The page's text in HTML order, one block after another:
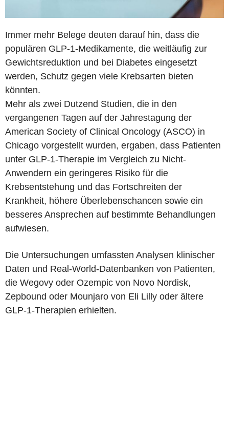
Immer mehr Belege deuten darauf hin, dass die
populären GLP-1-Medikamente, die weitläufig zur
Gewichtsreduktion und bei Diabetes eingesetzt
werden, Schutz gegen viele Krebsarten bieten
könnten.
Mehr als zwei Dutzend Studien, die in den
vergangenen Tagen auf der Jahrestagung der
American Society of Clinical Oncology (ASCO) in
Chicago vorgestellt wurden, ergaben, dass Patienten
unter GLP-1-Therapie im Vergleich zu Nicht-
Anwendern ein geringeres Risiko für die
Krebsentstehung und das Fortschreiten der
Krankheit, höhere Überlebenschancen sowie ein
besseres Ansprechen auf bestimmte Behandlungen
aufwiesen.
Die Untersuchungen umfassten Analysen klinischer
Daten und Real-World-Datenbanken von Patienten,
die Wegovy oder Ozempic von Novo Nordisk,
Zepbound oder Mounjaro von Eli Lilly oder ältere
GLP-1-Therapien erhielten.